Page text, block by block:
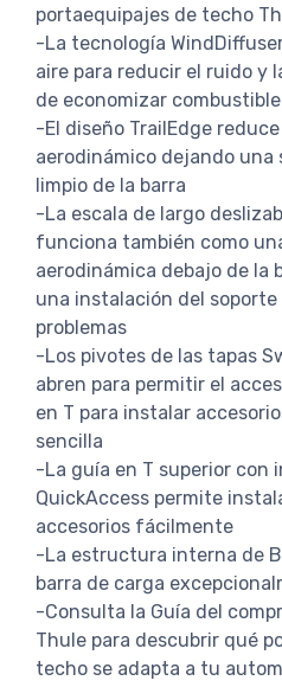
portaequipajes de techo
-La tecnología
aire para reducir el ruido y
de economizar combustible
-El diseño TrailEdge
aerodinámico dejando una
limpio de la barra
-La escala de largo
funciona también como
aerodinámica debajo de la
una instalación del soporte
problemas
-Los pivotes de las tapas
abren para permitir el
en T para instalar
sencilla
-La guía en T superior con
QuickAccess permite
accesorios fácilmente
-La estructura interna de
barra de carga
-Consulta la Guía del
Thule para descubrir qué
techo se adapta a tu